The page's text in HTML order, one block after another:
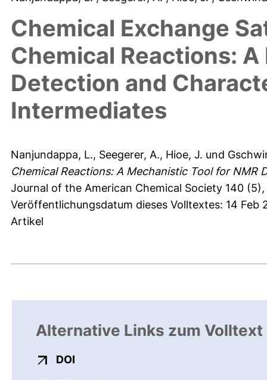
Chemical Exchange
Chemical Reactions:
Detection and
Intermediates
Nanjundappa, L., Seegerer, A., Hioe, J. und
Chemical Reactions: A Mechanistic Tool for
Journal of the American Chemical Society 140 (5),
Veröffentlichungsdatum dieses Volltextes: 14 Feb
Artikel
Alternative Links zum Volltext
DOI